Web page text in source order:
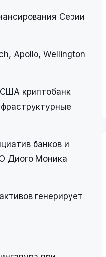
Серии
Apollo, Wellington
криптобанк
банков и
Диого Моника
генерирует